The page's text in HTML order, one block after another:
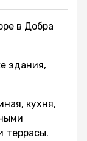
в Добра
здания,
кухня,
террасы.